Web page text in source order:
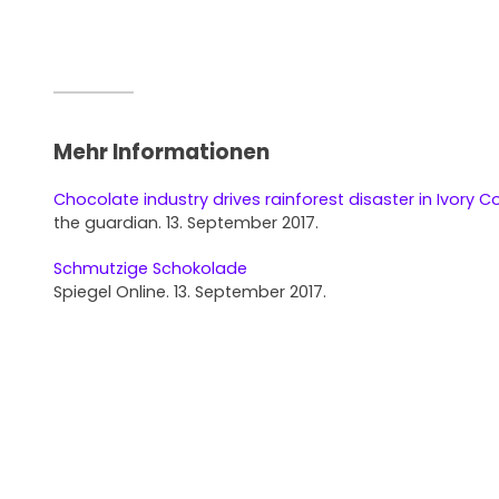
Mehr Informationen
Chocolate industry drives rainforest disaster in Ivory
the guardian. 13. September 2017.
Schmutzige Schokolade
Spiegel Online. 13. September 2017.